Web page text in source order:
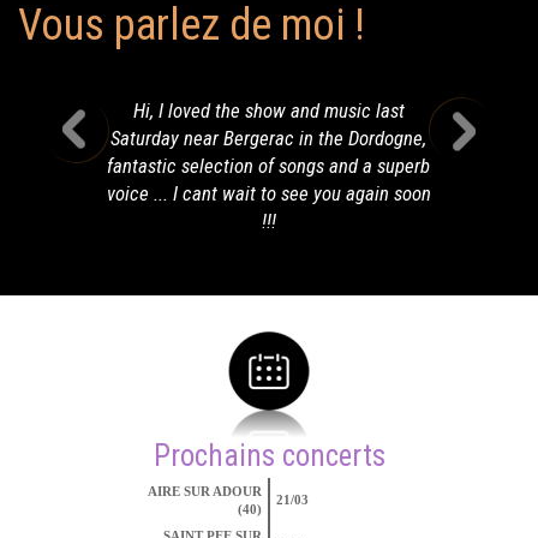
Vous parlez de moi !
Hi, I loved the show and music last
Saturday near Bergerac in the Dordogne,
fantastic selection of songs and a superb
voice ... I cant wait to see you again soon
!!!
Prochains concerts
AIRE SUR ADOUR
(40)
21/03